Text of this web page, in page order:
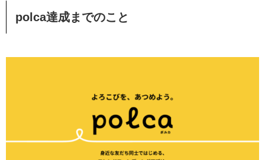
polca達成までのこと